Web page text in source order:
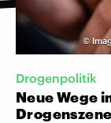
©
Drogenpolitik
Neue Wege
Drogenszene